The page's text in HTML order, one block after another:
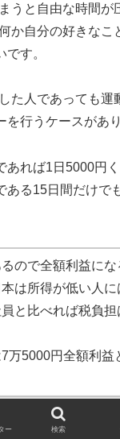
うと自由な時間が
か自分の好きなこ
す。
た人であっても運
を行うケースがあり
あれば1日5000円
ある15日間だけで
ので全額利益にな
は所得が低い人に
と比べれば税負担
万5000円全額利益
円の利益をもし
ー 検索